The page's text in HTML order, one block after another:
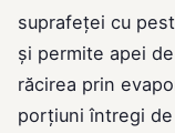
suprafeţei cu
şi permite apei
răcirea prin
porţiuni întregi